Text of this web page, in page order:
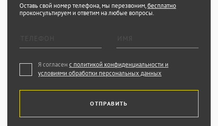
Оставь свой номер телефона, мы перезвоним,бесплатно
проконсультируем и ответим на любые вопросы.
Я согласен с политикой конфиденциальности и
условиями обработки персональных данных
ОТПРАВИТЬ